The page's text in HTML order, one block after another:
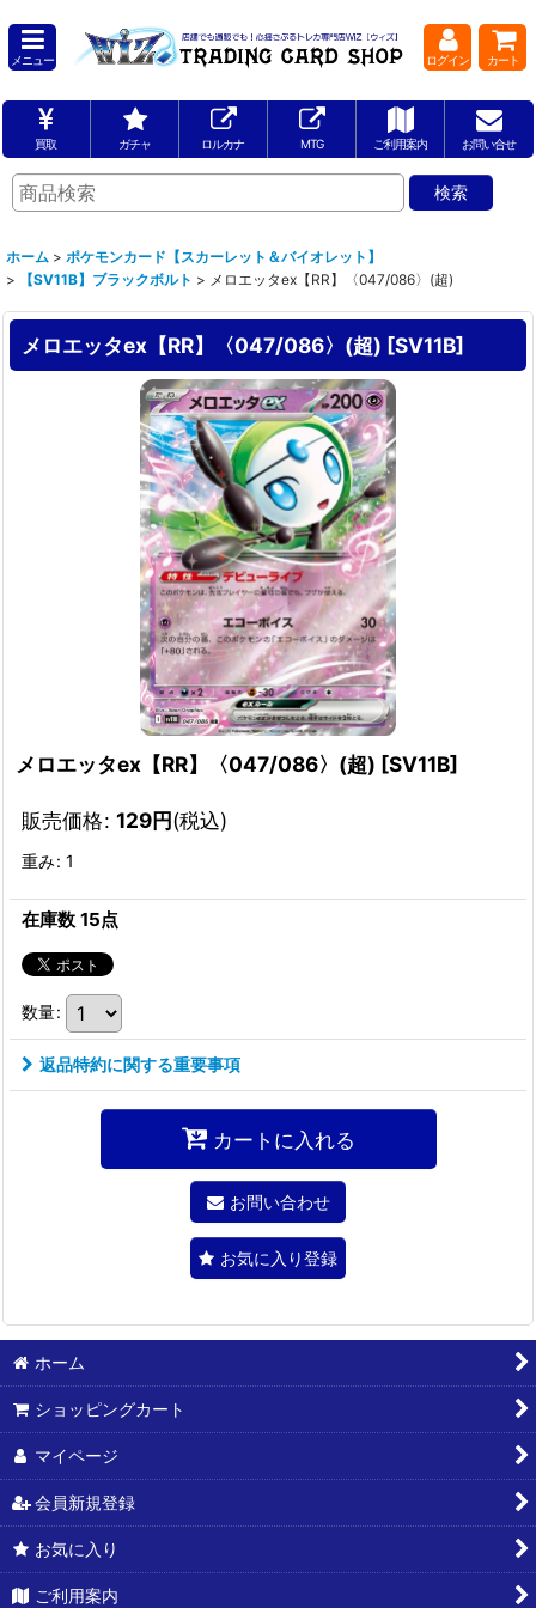
メニュー ログイン カート
買取 ガチャ ロルカナ MTG ご利用案内 お問い合せ
ホーム > ポケモンカード【スカーレット＆バイオレット】
>
【SV11B】ブラックボルト > メロエッタex【RR】〈047/086〉(超)
メロエッタex【RR】〈047/086〉(超) [SV11B]
メロエッタex【RR】〈047/086〉(超) [SV11B]
販売価格: 129円(税込)
重み: 1
在庫数 15点
数量:
返品特約に関する重要事項
カートに入れる
お問い合わせ
お気に入り登録
ホーム
ショッピングカート
マイページ
会員新規登録
お気に入り
ご利用案内